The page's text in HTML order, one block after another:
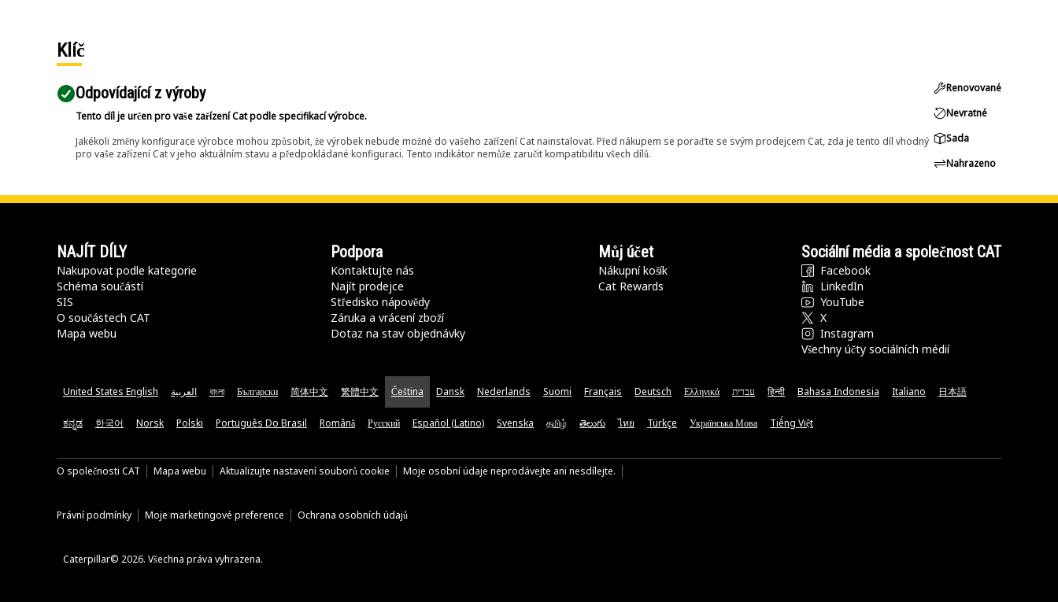
Klíč
Odpovídající z výroby
Tento díl je určen pro vaše zařízení Cat podle specifikací výrobce.
Jakékoli změny konfigurace výrobce mohou způsobit, že výrobek nebude možné do vašeho zařízení Cat nainstalovat. Před nákupem se poraďte se svým prodejcem Cat, zda je tento díl vhodný
pro vaše zařízení Cat v jeho aktuálním stavu a předpokládané konfiguraci. Tento indikátor nemůže zaručit kompatibilitu všech dílů.
Renovované
Nevratné
Sada
Nahrazeno
NAJÍT DÍLY
Nakupovat podle kategorie
Schéma součástí
SIS
O součástech CAT
Mapa webu
Podpora
Kontaktujte nás
Najít prodejce
Středisko nápovědy
Záruka a vrácení zboží
Dotaz na stav objednávky
Můj účet
Nákupní košík
Cat Rewards
Sociální média a společnost CAT
Facebook
LinkedIn
YouTube
X
Instagram
Všechny účty sociálních médií
United States English العربية বাংলা Български 简体中文 繁體中文 Čeština Dansk Nederlands Suomi Français Deutsch Ελληνικά עברית हिन्दी Bahasa Indonesia Italiano 日本語
ಕನ್ನಡ 한국어 Norsk Polski Português Do Brasil Română Русский Español (Latino) Svenska தமிழ் తెలుగు ไทย Türkçe Українська Мова Tiếng Việt
O společnosti CAT Mapa webu Aktualizujte nastavení souborů cookie Moje osobní údaje neprodávejte ani nesdílejte.
Právní podmínky Moje marketingové preference Ochrana osobních údajů
Caterpillar© 2026. Všechna práva vyhrazena.